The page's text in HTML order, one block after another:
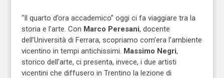
“Il quarto d’ora accademico” oggi ci fa viaggiare tra la
storia e l’arte. Con Marco Peresani, docente
dell’Università di Ferrara, scopriamo com’era l’ambiente
vicentino in tempi antichissimi. Massimo Negri,
storico dell’arte, ci presenta, invece, i due artisti
vicentini che diffusero in Trentino la lezione di